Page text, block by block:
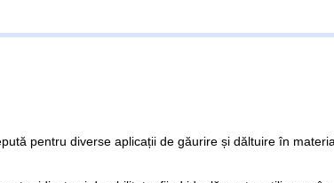
pentru diverse aplicații de găurire și dăltuire în